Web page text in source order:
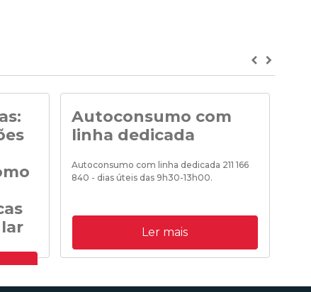
Previous
à
Autoconsumo com
linha dedicada
Autoconsumo com linha dedicada 211 166
840 - dias úteis das 9h30-13h00.
09/10/2020 12:00:00Ler mais